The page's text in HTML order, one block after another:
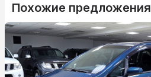
Похожие предложения